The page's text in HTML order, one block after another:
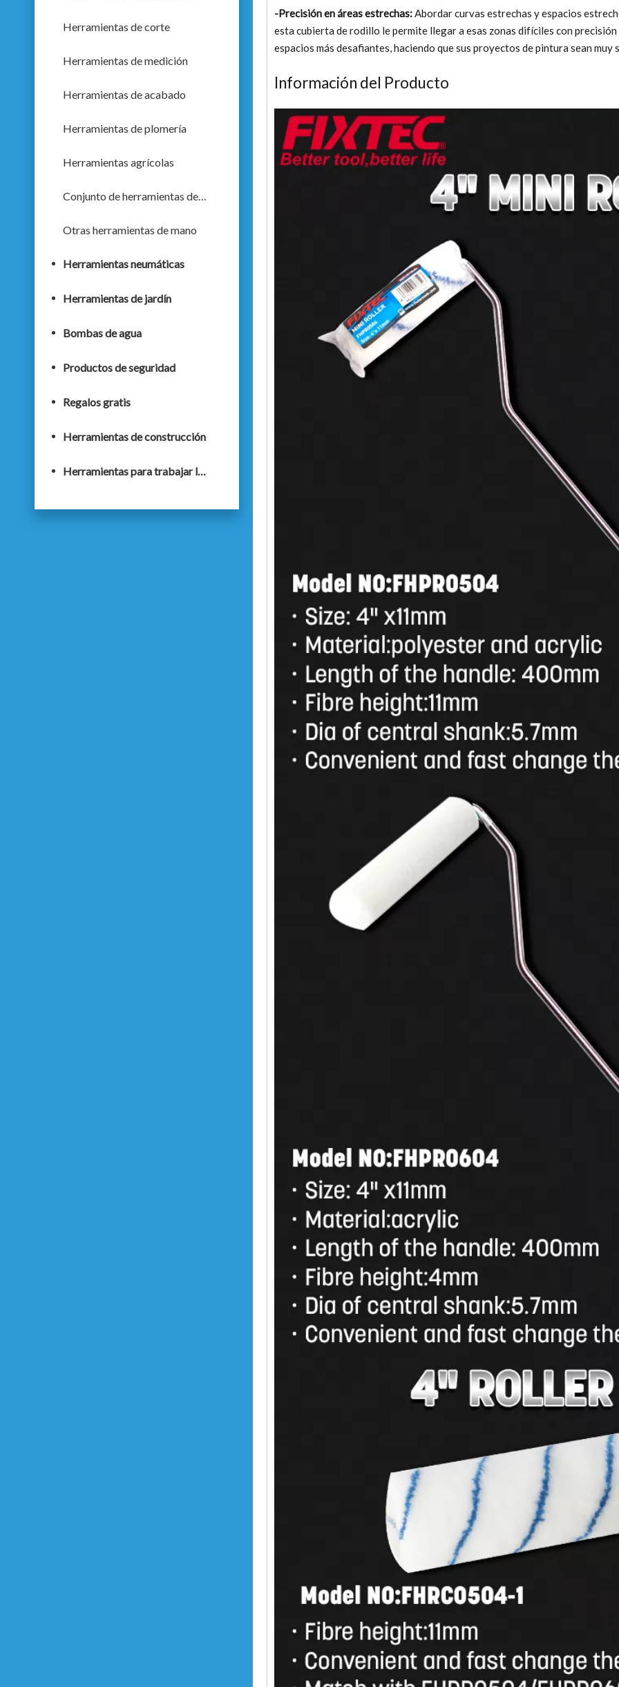
Herramientas de corte
Herramientas de medición
Herramientas de acabado
Herramientas de plomería
Herramientas agrícolas
Conjunto de herramientas de mano
Otras herramientas de mano
Herramientas neumáticas
Herramientas de jardín
Bombas de agua
Productos de seguridad
Regalos gratis
Herramientas de construcción
Herramientas para trabajar la madera
-Precisión en áreas estrechas:Abordar curvas estrechas y espacios
esta cubierta de rodillo le permite llegar a esas zonas difíciles con
espacios más desafiantes, haciendo que sus proyectos de pintura sean muy
Información del Producto